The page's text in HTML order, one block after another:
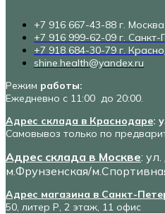
+7 916 667-43-88 г. Москва
+7 916 999-62-09 г. Санкт-
+7 918 684-30-79 г.
shine.health@yandex.ru
Режим работы:
Ежедневно с 11:00 до 20:00.
Адрес склада в Краснодаре:
Самовывоз только по
Адрес склада в Москве:
м.Фрунзенская/
Адрес магазина в Санкт-
50, литер Р, 2 этаж, 11 офис